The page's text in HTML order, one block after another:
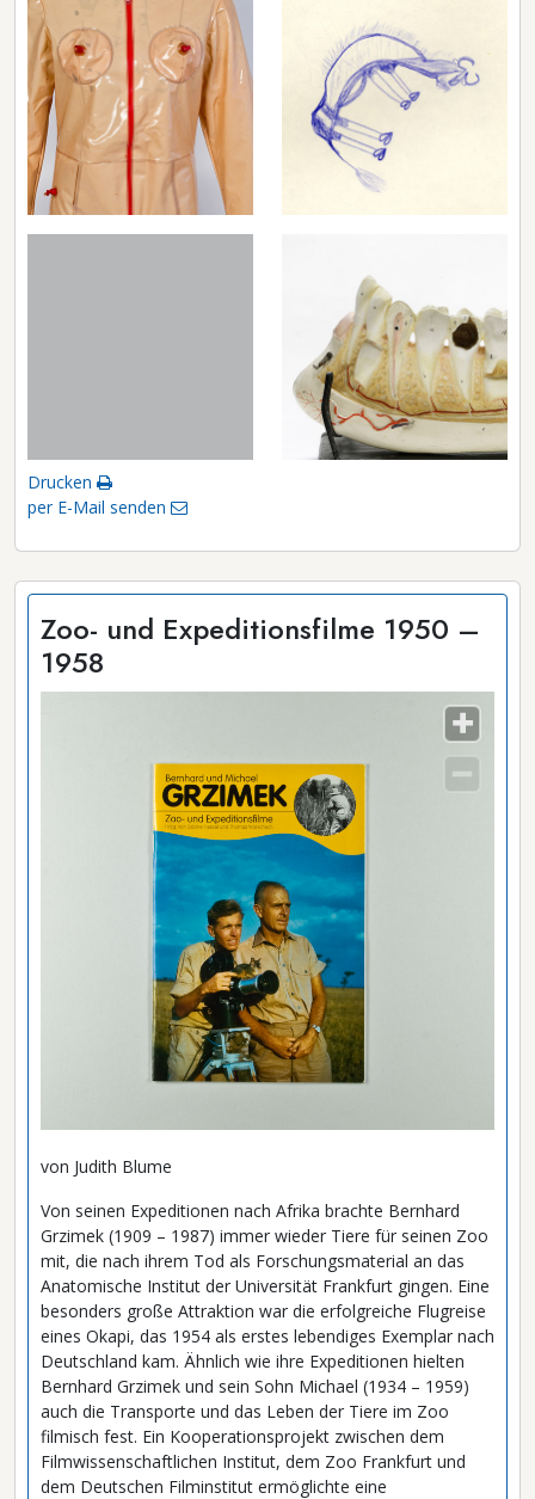
Drucken
per E-Mail senden
Zoo- und Expeditionsfilme 1950 –
1958
von Judith Blume
Von seinen Expeditionen nach Afrika brachte Bernhard
Grzimek (1909 – 1987) immer wieder Tiere für seinen Zoo
mit, die nach ihrem Tod als Forschungsmaterial an das
Anatomische Institut der Universität Frankfurt gingen. Eine
besonders große Attraktion war die erfolgreiche Flugreise
eines Okapi, das 1954 als erstes lebendiges Exemplar nach
Deutschland kam. Ähnlich wie ihre Expeditionen hielten
Bernhard Grzimek und sein Sohn Michael (1934 – 1959)
auch die Transporte und das Leben der Tiere im Zoo
filmisch fest. Ein Kooperationsprojekt zwischen dem
Filmwissenschaftlichen Institut, dem Zoo Frankfurt und
dem Deutschen Filminstitut ermöglichte eine